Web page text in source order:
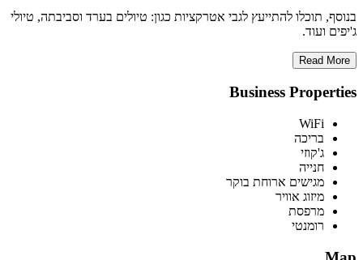
בנוסף, תוכלו להתייעץ לגבי אטרקציות כגון: טיולים בערד וסביבתה, טיולי
ג'יפים ועוד.
Read More
Business Properties
WiFi
בריכה
ג'קוזי
חנייה
מגישים ארוחת בוקר
מיזוג אוויר
מרפסת
רומנטי